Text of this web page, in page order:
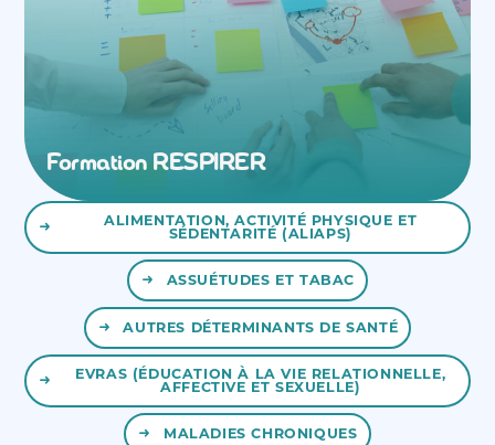
Formation RESPIRER
ALIMENTATION, ACTIVITÉ PHYSIQUE ET
SÉDENTARITÉ (ALIAPS)
ASSUÉTUDES ET TABAC
AUTRES DÉTERMINANTS DE SANTÉ
EVRAS (ÉDUCATION À LA VIE RELATIONNELLE,
AFFECTIVE ET SEXUELLE)
MALADIES CHRONIQUES